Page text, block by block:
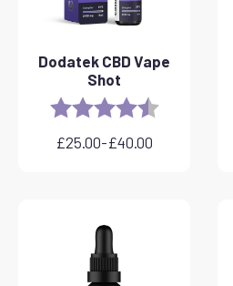
Dodatek CBD Vape
Shot
Rating: 4.8 out of 5
£25.00-£40.00
Zakres
do
£40.00